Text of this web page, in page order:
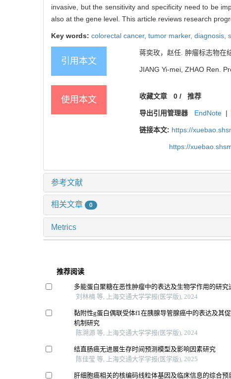
invasive, but the sensitivity and specificity need to be
also at the gene level. This article reviews research
Key words: colorectal cancer, tumor marker, diagnosis,
引用本文
蒋奕玫，赵任. 肿瘤标志物在
JIANG Yi-mei, ZHAO Ren.
使用本文 收藏文章 0/ 推荐
导出引用管理器 EndNote |
链接本文: https://
https://
参考文献
相关文章 0
Metrics
推荐阅读
多能蛋白聚糖在恶性肿瘤中的表达及生物学作用的研究
刘林楠 等, 上海交通大学学报(医学版), 2024
黏附性g蛋白偶联受体f1在胰腺导管腺癌中的表达及其
机制研究
陈溯源 等, 上海交通大学学报(医学版), 2024
结直肠癌无进展生存时间预测模型及影响因素研究
陈佳莹 等, 上海交通大学学报(医学版), 2025
肝细胞癌相关的核编码线粒体基因及临床信息的综合预